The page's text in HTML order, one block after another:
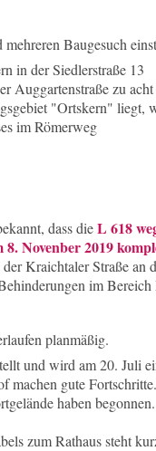
Baugesuch
in der Siedlerstraße 13
Auggartenstraße zu
"Ortskern" liegt,
im Römerweg
dass dieL 618
Novenber 2019
Kraichtaler Straße
im Bereich
planmäßig.
und wird am 20. Juli
machen gute
haben
zum Rathaus steht